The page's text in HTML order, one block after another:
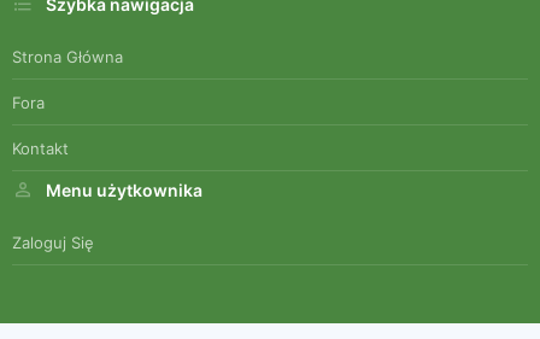
Strona Główna
Fora
Kontakt
Menu użytkownika
Zaloguj Się